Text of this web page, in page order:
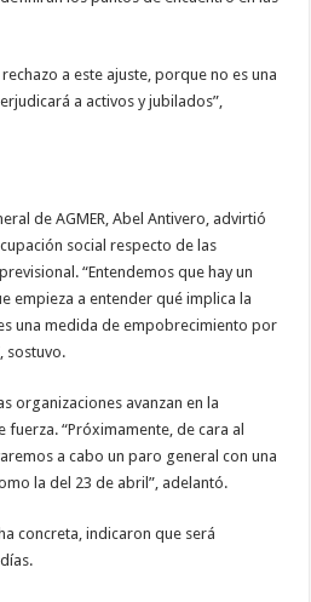
a este ajuste, porque no es una
a activos y jubilados”,
de AGMER, Abel Antivero, advirtió
social respecto de las
“Entendemos que hay un
empieza a entender qué implica la
una medida de empobrecimiento por
sostuvo.
organizaciones avanzan en la
“Próximamente, de cara al
a cabo un paro general con una
la del 23 de abril”, adelantó.
concreta, indicaron que será